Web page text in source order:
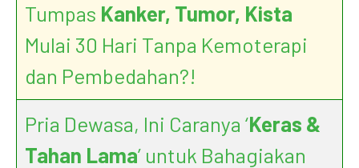
Tumpas Kanker, Tumor, Kista
Mulai 30 Hari Tanpa Kemoterapi
dan Pembedahan?!
Pria Dewasa, Ini Caranya ‘Keras &
Tahan Lama’ untuk Bahagiakan